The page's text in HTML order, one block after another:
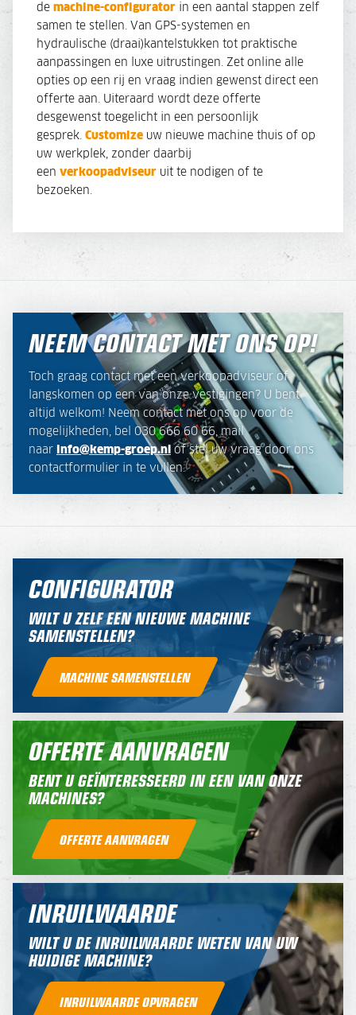
de machine-configurator in een aantal stappen zelf
samen te stellen. Van GPS-systemen en
hydraulische (draai)kantelstukken tot praktische
aanpassingen en luxe uitrustingen. Zet online alle
opties op een rij en vraag indien gewenst direct een
offerte aan. Uiteraard wordt deze offerte
desgewenst toegelicht in een persoonlijk
gesprek. Customize uw nieuwe machine thuis of op
uw werkplek, zonder daarbij
een verkoopadviseur uit te nodigen of te
bezoeken.
NEEM CONTACT MET ONS OP!
Toch graag contact met een verkoopadviseur of
langskomen op een van onze vestigingen? U bent
altijd welkom! Neem contact met ons op voor de
mogelijkheden, bel 030 666 60 66, mail
naar
info@kemp-groep.nl of stel uw vraag door ons
contactformulier in te vullen.
CONFIGURATOR
WILT U ZELF EEN NIEUWE MACHINE
SAMENSTELLEN?
MACHINE SAMENSTELLEN
OFFERTE AANVRAGEN
BENT U GEÏNTERESSEERD IN EEN VAN ONZE
MACHINES?
OFFERTE AANVRAGEN
INRUILWAARDE
WILT U DE INRUILWAARDE WETEN VAN UW
HUIDIGE MACHINE?
INRUILWAARDE OPVRAGEN